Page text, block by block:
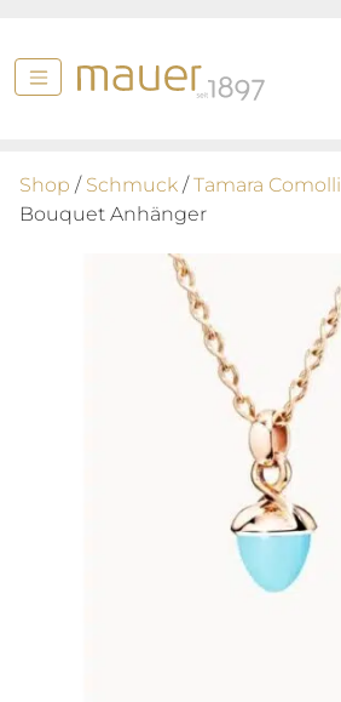
Shop / Schmuck /Tamara Comolli
Bouquet Anhänger